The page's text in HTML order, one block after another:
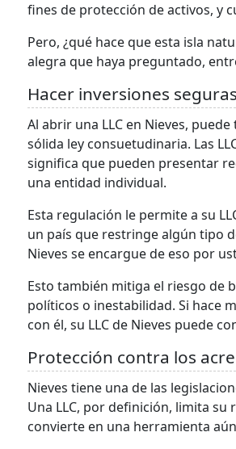
fines de protección de activos, y
Pero, ¿qué hace que esta isla
alegra que haya preguntado,
Hacer inversiones seguras
Al abrir una LLC en Nieves,
sólida ley consuetudinaria. Las
significa que pueden presentar
una entidad individual.
Esta regulación le permite a su
un país que restringe algún tipo
Nieves se encargue de eso por
Esto también mitiga el riesgo de
políticos o inestabilidad. Si hace
con él, su LLC de Nieves puede
Protección contra los
Nieves tiene una de las
Una LLC, por definición, limita su
convierte en una herramienta